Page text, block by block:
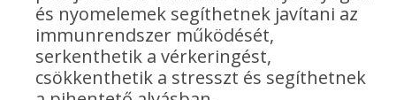
és nyomelemek segíthetnek javítani az
immunrendszer működését,
serkenthetik a vérkeringést,
csökkenthetik a stresszt és segíthetnek